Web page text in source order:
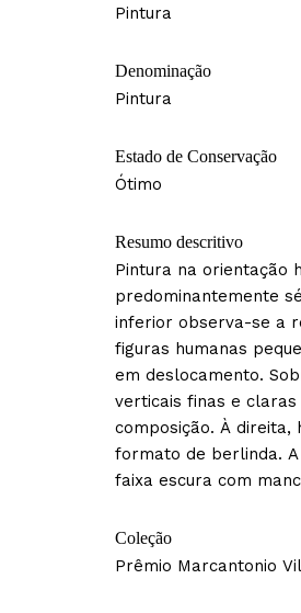
Pintura
Denominação
Pintura
Estado de Conservação
Ótimo
Resumo descritivo
Pintura na orientação
predominantemente
inferior observa-se a
figuras humanas
em deslocamento.
verticais finas e
composição. À
formato de berlinda.
faixa escura com
Coleção
Prêmio Marcantonio